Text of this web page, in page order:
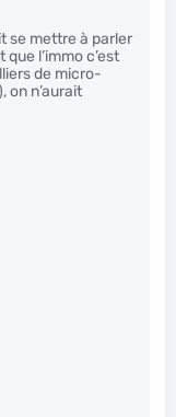
se mettre à parler
l’immo c’est
de micro-
on n’aurait